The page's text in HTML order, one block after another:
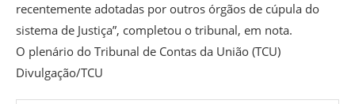
recentemente adotadas por outros órgãos de cúpula do
sistema de Justiça”, completou o tribunal, em nota.
O plenário do Tribunal de Contas da União (TCU)
Divulgação/TCU